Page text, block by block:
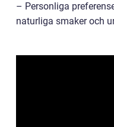
– Personliga
naturliga smaker och